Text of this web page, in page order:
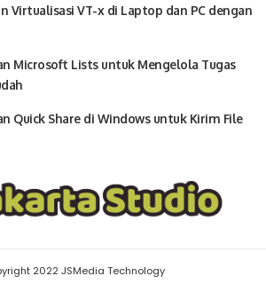
Virtualisasi VT-x di Laptop dan PC dengan
Microsoft Lists untuk Mengelola Tugas
Quick Share di Windows untuk Kirim File
2022 JSMedia Technology